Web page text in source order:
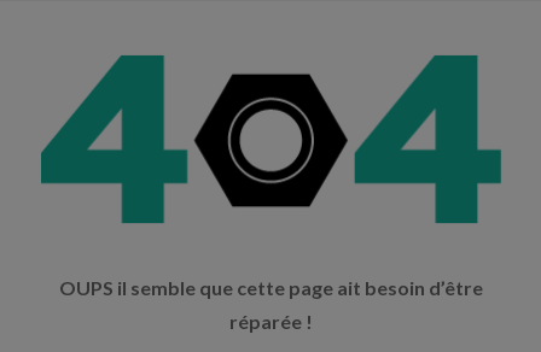
OUPS il semble que cette page ait besoin d’être
réparée !